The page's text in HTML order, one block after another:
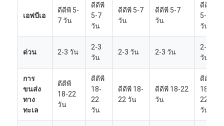
เอฟบีเอ
ดีดีพี 5-
7 วัน
ดีดีพี
5-7
วัน
ดีดีพี 5-7
วัน
ดีดีพี 5-7
วัน
ดีดีพี
5-7
วัน
ด่วน 2-3 วัน
2-3
วัน
2-3 วัน 2-3 วัน
2-3
วัน
การ
ขนส่ง
ทาง
ทะเล
ดีดีพี
18-22
วัน
ดีดีพี
18-
22
วัน
ดีดีพี 18-
22 วัน
ดีดีพี 18-22
วัน
ดีดีพี
18-
22
วัน